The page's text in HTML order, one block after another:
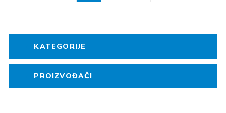
KATEGORIJE
PROIZVOĐAČI